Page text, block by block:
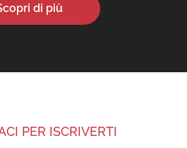
di più
PER ISCRIVERTI